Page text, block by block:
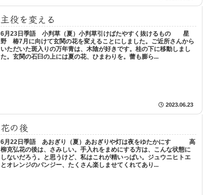
主役を変える
6月23日季語 小判草（夏）小判草引けばたやすく抜けるもの 星
野 椿7月に向けて玄関の花を変えることにしました。ご近所さんから
いただいた斑入りの万年青は、木陰が好きです。桂の下に移動しまし
た。玄関の石臼の上には夏の花、ひまわりを。蕾も膨ら...
2023.06.23
花の後
6月22日季語 あおぎり（夏）あおぎりや灯は夜をゆたかにす 高
柳克弘花の後は、さみしい。手入れをまめにする方は、こんな状態に
しないだろう。と思うけど、私はこれが精いっぱい。ジュウニヒトエ
とオレンジのパンジー、たくさん楽しませてくれてあり...